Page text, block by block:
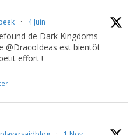
· 4 Juin
de Dark Kingdoms -
@DracoIdeas est bientôt
effort !